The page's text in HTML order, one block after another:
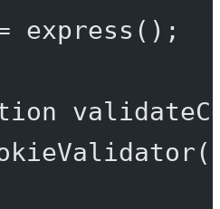
express ();